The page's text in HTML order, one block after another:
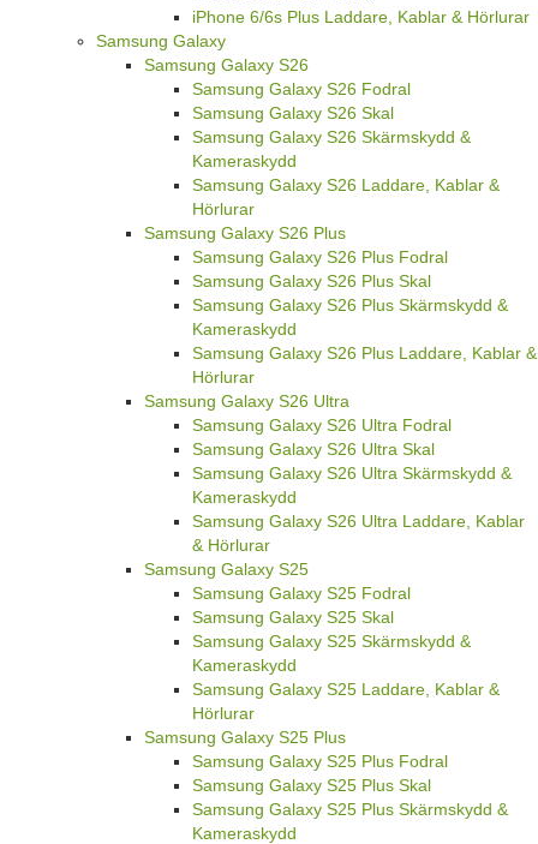
iPhone 6/6s Plus Laddare, Kablar & Hörlurar
Samsung Galaxy
Samsung Galaxy S26
Samsung Galaxy S26 Fodral
Samsung Galaxy S26 Skal
Samsung Galaxy S26 Skärmskydd &
Kameraskydd
Samsung Galaxy S26 Laddare, Kablar &
Hörlurar
Samsung Galaxy S26 Plus
Samsung Galaxy S26 Plus Fodral
Samsung Galaxy S26 Plus Skal
Samsung Galaxy S26 Plus Skärmskydd &
Kameraskydd
Samsung Galaxy S26 Plus Laddare, Kablar &
Hörlurar
Samsung Galaxy S26 Ultra
Samsung Galaxy S26 Ultra Fodral
Samsung Galaxy S26 Ultra Skal
Samsung Galaxy S26 Ultra Skärmskydd &
Kameraskydd
Samsung Galaxy S26 Ultra Laddare, Kablar
& Hörlurar
Samsung Galaxy S25
Samsung Galaxy S25 Fodral
Samsung Galaxy S25 Skal
Samsung Galaxy S25 Skärmskydd &
Kameraskydd
Samsung Galaxy S25 Laddare, Kablar &
Hörlurar
Samsung Galaxy S25 Plus
Samsung Galaxy S25 Plus Fodral
Samsung Galaxy S25 Plus Skal
Samsung Galaxy S25 Plus Skärmskydd &
Kameraskydd